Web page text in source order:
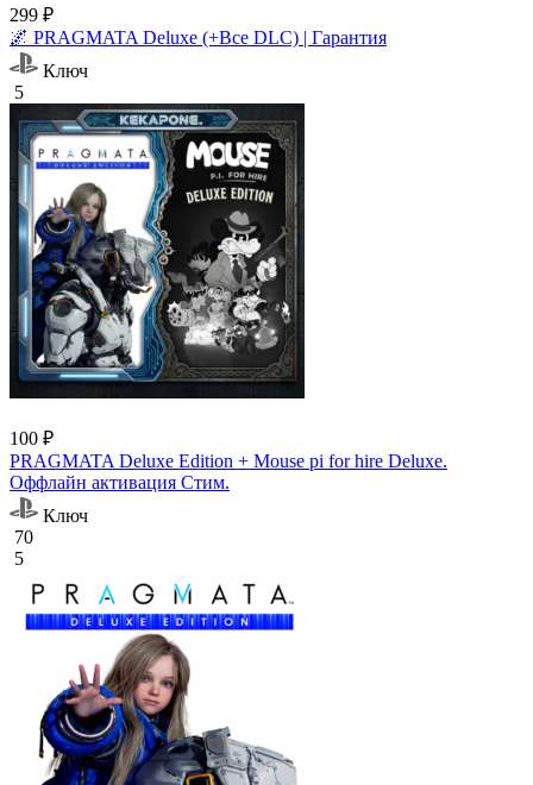
299 ₽
🌌 PRAGMATA Deluxe (+Все DLC) | Гарантия
Ключ
5
100 ₽
PRAGMATA Deluxe Edition + Mouse pi for hire Deluxe.
Оффлайн активация Cтим.
Ключ
70
5